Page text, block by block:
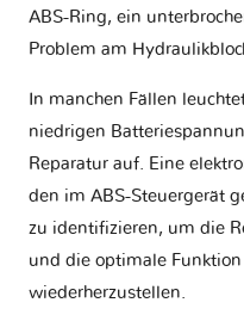
ABS-Ring, ein
Problem am
In manchen Fällen
niedrigen
Reparatur auf. Eine
den im ABS-Steuergerät
zu identifizieren, um die
und die optimale
wiederherzustellen.